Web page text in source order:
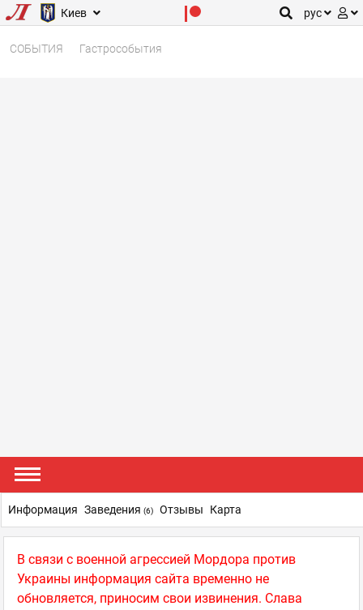
Киев рус
СОБЫТИЯ Гастрособытия
В связи с военной агрессией Мордора против
Украины информация сайта временно не
обновляется, приносим свои извинения. Слава
Информация Заведения (6) Отзывы Карта